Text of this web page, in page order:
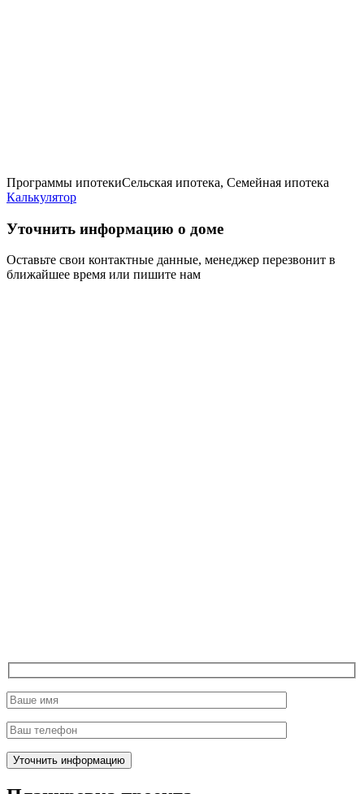
Программы ипотекиСельская ипотека, Семейная ипотека
Калькулятор
Уточнить информацию о доме
Оставьте свои контактные данные, менеджер перезвонит в
ближайшее время или пишите нам